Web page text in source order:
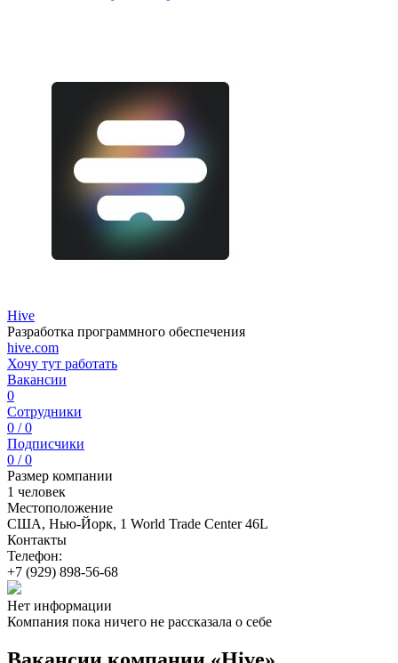
Hive
Разработка программного обеспечения
hive.com
Хочу тут работать
Вакансии
0
Сотрудники
0 / 0
Подписчики
0 / 0
Размер компании
1 человек
Местоположение
США, Нью-Йорк, 1 World Trade Center 46L
Контакты
Телефон:
+7 (929) 898-56-68
Нет информации
Компания пока ничего не рассказала о себе